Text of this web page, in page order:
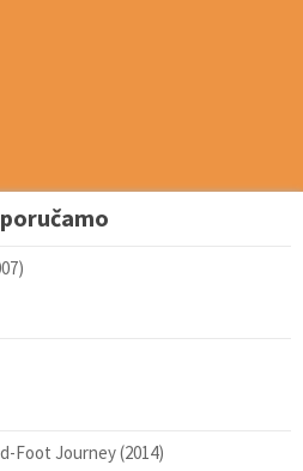
Foot Journey (2014)